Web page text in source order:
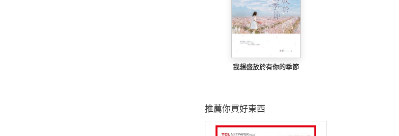
我想盛放於有你的季節
推薦你買好東西